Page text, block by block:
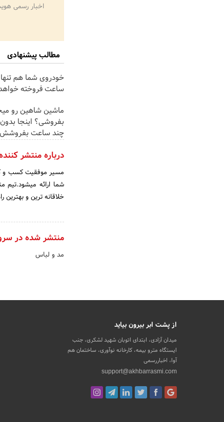
اخبار رسمی
مطالب پیشنهادی
خودروی شما هم
ساعت فروخته
ماشین شاهین رو
بفروشی؟ اینجا
چند ساعت بفروشش
درباره منتشر
مسیر موفقیت کسب و
شما ارائه
خلاقانه ترین و
منتشر شده در
مد و لباس
از پشت ابر بیرون بیاید
میدان آزادی، ابتدای اتوبان شهید لشکری، جنب
ایستگاه مترو بیمه، کارخانه نوآوری، ساختمان هم
آوا، اخباررسمی
support@akhbarrasmi.com